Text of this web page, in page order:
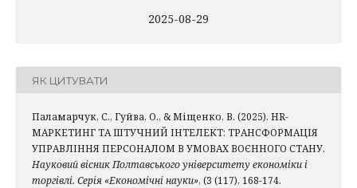
2025-08-29
ЯК ЦИТУВАТИ
Паламарчук, С., Гуйва, О., & Міщенко, В. (2025). HR-
МАРКЕТИНГ ТА ШТУЧНИЙ ІНТЕЛЕКТ: ТРАНСФОРМАЦІЯ
УПРАВЛІННЯ ПЕРСОНАЛОМ В УМОВАХ ВОЄННОГО СТАНУ.
Науковий вісник Полтавського університету економіки і
торгівлі. Серія «Економічні науки», (3 (117), 168-174.